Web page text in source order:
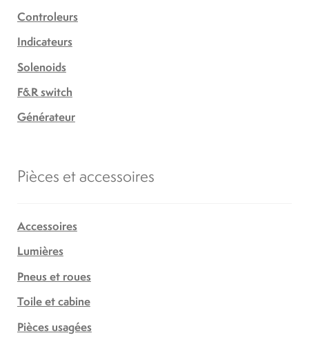
Controleurs
Indicateurs
Solenoids
F&R switch
Générateur
Pièces et accessoires
Accessoires
Lumières
Pneus et roues
Toile et cabine
Pièces usagées